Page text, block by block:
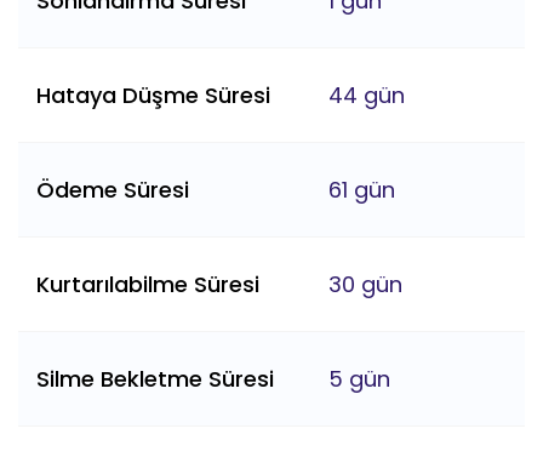
Hataya Düşme Süresi 44 gün
Ödeme Süresi 61 gün
Kurtarılabilme Süresi 30 gün
Silme Bekletme Süresi 5 gün